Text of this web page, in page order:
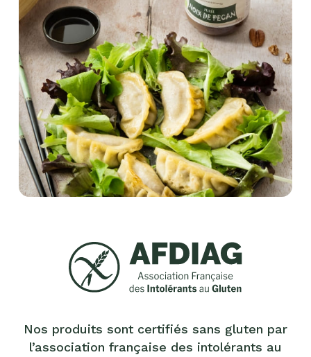
Nos produits sont certifiés sans gluten par
l’association française des intolérants au